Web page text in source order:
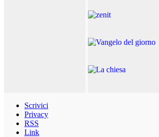
Scrivici
Privacy
RSS
Link